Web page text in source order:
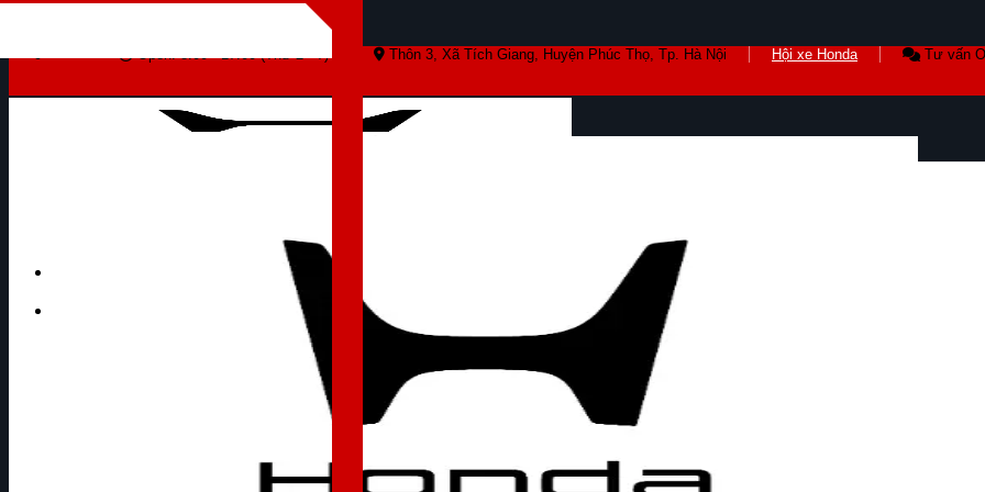
Open: 8:00 - 17:00 (Thứ 2 - 7) Thôn 3, Xã Tích Giang, Huyện Phúc Thọ, Tp. Hà Nội Hội xe Honda Tư vấn